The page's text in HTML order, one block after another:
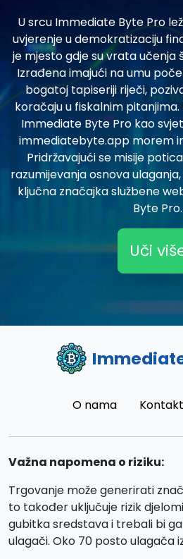
U srcu Immediate Byte Pro
uvjerenje u demokratizaciju
je mjesto gdje su vrata učenja
Izrađena imajući na umu
bogatoj tapiseriji riječi,
koračaju u fiskalnim
Immediate Byte Pro kao
immediatebyte.app morem
Pridržavajući se misije
razumijevanja osnova
ključna značajka službene
Byte Pro.
Uči
O nama Kontakt
Važna napomena o riziku:
Trgovanje može generirati
to također uključuje rizik
gubitka sredstava i trebali bi
ulagači. Oko 70 posto ulagača